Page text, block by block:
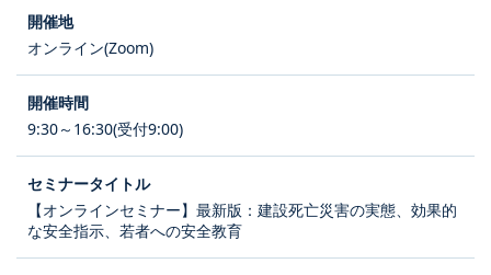
オンライン(Zoom)
9:30～16:30(受付9:00)
【オンラインセミナー】最新版：建設死亡災害の実態、効果的
な安全指示、若者への安全教育